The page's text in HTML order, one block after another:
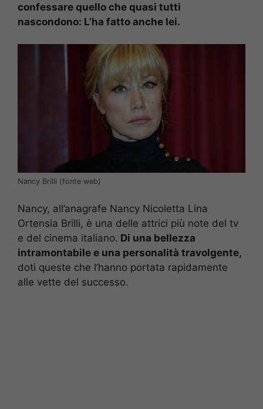
confessare quello che quasi tutti
nascondono: L’ha fatto anche lei.
Nancy Brilli (fonte web)
Nancy, all’anagrafe Nancy Nicoletta Lina
Ortensia Brilli, è una delle attrici più note del tv
e del cinema italiano. Di una bellezza
intramontabile e una personalità travolgente,
doti queste che l’hanno portata rapidamente
alle vette del successo.